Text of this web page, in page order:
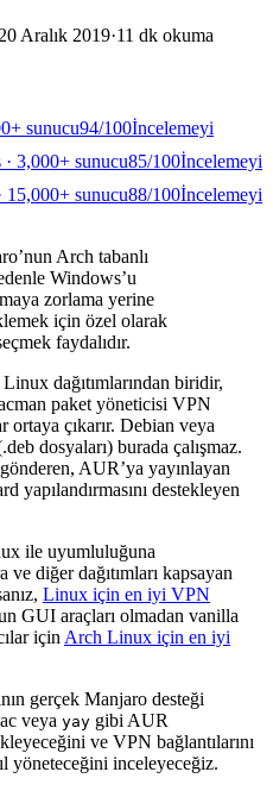
Aralık 2019·11 dk okuma
sunucu94/100İncelemeyi
3,000+ sunucu85/100İncelemeyi
15,000+ sunucu88/100İncelemeyi
Arch tabanlı
Windows’u
zorlama yerine
için özel olarak
faydalıdır.
dağıtımlarından biridir,
paket yöneticisi VPN
ortaya çıkarır. Debian veya
dosyaları) burada çalışmaz.
AUR’ya yayınlayan
yapılandırmasını destekleyen
ile uyumluluğuna
diğer dağıtımları kapsayan
Linux için en iyi VPN
GUI araçları olmadan vanilla
için Arch Linux için en iyi
gerçek Manjaro desteği
veya yay gibi AUR
ve VPN bağlantılarını
yöneteceğini inceleyeceğiz.